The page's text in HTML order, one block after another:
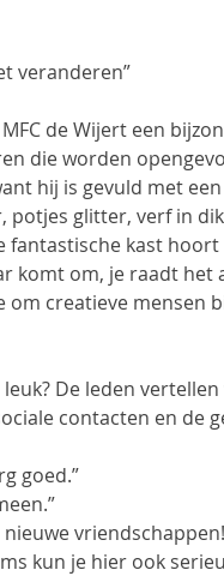
veranderen”
de Wijert een
die worden
hij is gevuld met
potjes glitter, verf in
fantastische kast
komt om, je raadt het
om creatieve mensen
De leden
contacten en de
goed.”
kun je hier ook